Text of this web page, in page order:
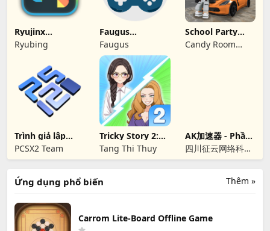
Ryujinx
(Ryubing) - Giả
lập Nintendo
Ryubing
Faugus
Launcher
Faugus
School Party
Craft
Candy Room
Trình giả lập
PCSX2 cho Linux
PCSX2 Team
Tricky Story 2:
Brain Twist
Tang Thi Thuy
AK加速器 - Phần
mềm giảm lag
game chuyên
nghiệp
四川征云网络科技
有限公司
Thêm »
Ứng dụng phổ biến
Carrom Lite-Board Offline Game